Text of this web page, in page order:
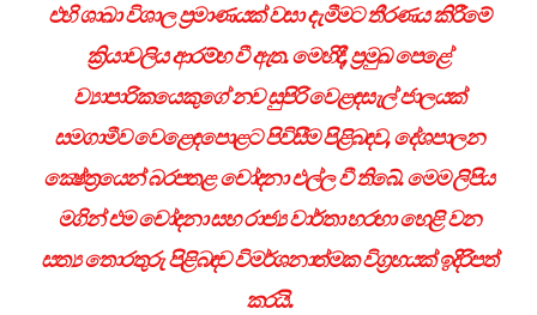
එහි ශාඛා විශාල ප්‍රමාණයක් වසා දැමීමට තීරණය කිරීමේ
ක්‍රියාවලිය ආරම්භ වී ඇත. මෙහිදී, ප්‍රමුඛ පෙළේ
ව්‍යාපාරිකයෙකුගේ නව සුපිරි වෙළඳසැල් ජාලයක්
සමගාමීව වෙළෙඳපොළට පිවිසීම පිළිබඳව, දේශපාලන
ක්‍ෂේත්‍රයෙන් බරපතළ චෝදනා එල්ල වී තිබේ. මෙම ලිපිය
මගින් එම චෝදනා සහ රාජ්‍ය වාර්තා හරහා හෙළි වන
සත්‍ය තොරතුරු පිළිබඳව විමර්ශනාත්මක විග්‍රහයක් ඉදිරිපත්
කරයි.